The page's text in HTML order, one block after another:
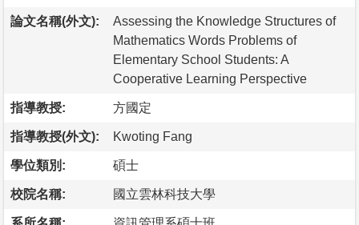
論文名稱(外文):
Assessing the Knowledge Structures of
Mathematics Words Problems of
Elementary School Students: A
Cooperative Learning Perspective
指導教授: 方國定
指導教授(外文): Kwoting Fang
學位類別: 碩士
校院名稱: 國立雲林科技大學